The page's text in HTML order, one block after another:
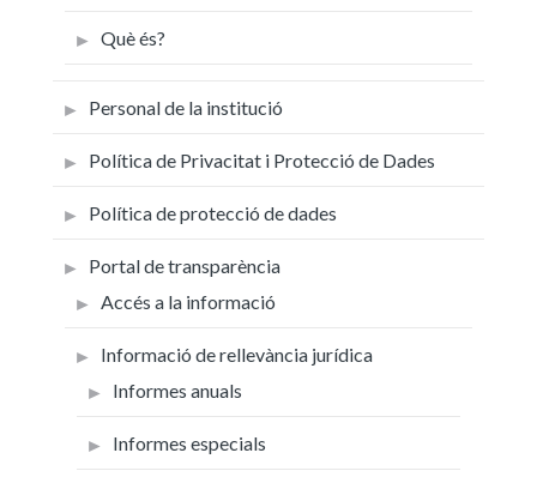
Què és?
Personal de la institució
Política de Privacitat i Protecció de Dades
Política de protecció de dades
Portal de transparència
Accés a la informació
Informació de rellevància jurídica
Informes anuals
Informes especials